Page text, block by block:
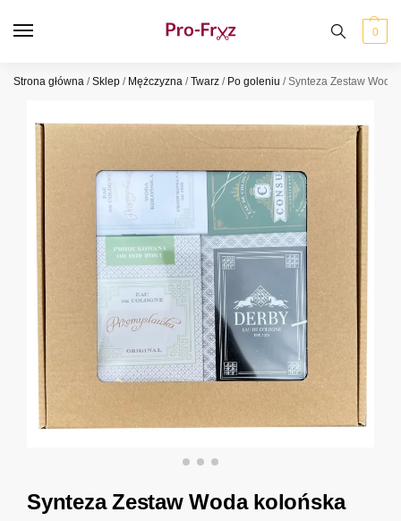
0
Strona główna /Sklep / Mężczyzna /Twarz / Po goleniu /Synteza Zestaw Woda
Synteza Zestaw Woda kolońska